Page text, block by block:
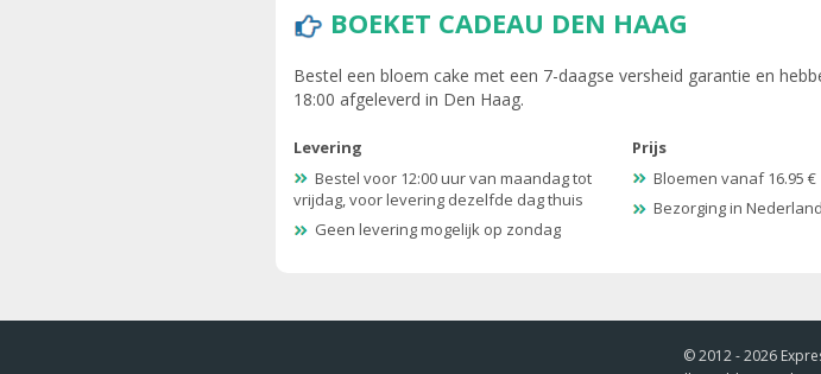
BOEKET CADEAU DEN HAAG
Bestel een bloem cake met een 7-daagse versheid garantie en
18:00 afgeleverd in Den Haag.
Levering
Bestel voor 12:00 uur van maandag tot
vrijdag, voor levering dezelfde dag thuis
Geen levering mogelijk op zondag
Prijs
Bloemen vanaf 16.95 €
Bezorging in
© 2012 - 2026